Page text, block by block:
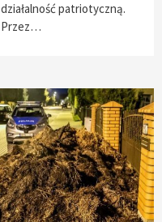
działalność patriotyczną.
Przez…